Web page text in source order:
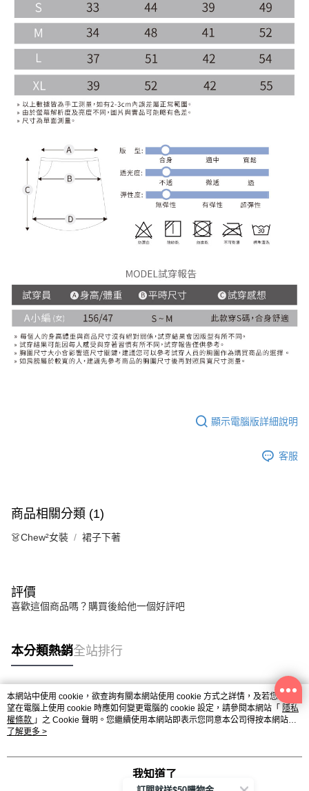
顯示電腦版詳細說明
客服
商品相關分類 (1)
👗Chew²女裝 裙子下著
評價
喜歡這個商品嗎？購買後給他一個好評吧
本分類熱銷全站排行
熱門標籤
本網站中使用 cookie，欲查詢有關本網站使用 cookie 方式之詳情，及若您不希
望在電腦上使用 cookie 時應如何變更電腦的 cookie 設定，請參閱本網站「 隱私
權條款 」之 Cookie 聲明。您繼續使用本網站即表示您同意本公司得按本網站使
用條款之 Cookie 聲明使用 cookie。
了解更多 >
我知道了